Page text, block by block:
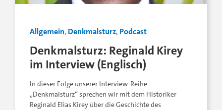
Allgemein, Denkmalsturz, Podcast
Denkmalsturz: Reginald Kirey
im Interview (Englisch)
In dieser Folge unserer Interview-Reihe
„Denkmalsturz“ sprechen wir mit dem Historiker
Reginald Elias Kirey über die Geschichte des